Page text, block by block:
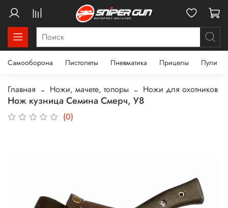
Самооборона Пистолеты Пневматика Прицелы Пули
Главная Ножи, мачете, топоры Ножи для охотников
Нож кузница Семина Смерч, У8
(0)